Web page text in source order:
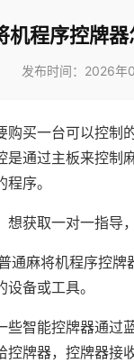
机程序控牌
发布时间：2026年
购买一台可以控制
是通过主板来控制
序。
想获取一对一指导
通麻将机程序控
备或工具。
些智能控牌器通过
牌器，控牌器接